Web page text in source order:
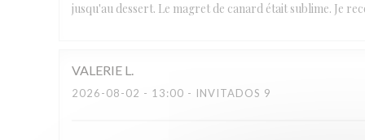
jusqu'au dessert. Le magret de canard était sublime. Je
VALERIE L
2026-08-02 - 13:00 - INVITADOS 9